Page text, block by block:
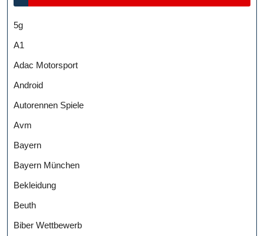
5g
A1
Adac Motorsport
Android
Autorennen Spiele
Avm
Bayern
Bayern München
Bekleidung
Beuth
Biber Wettbewerb